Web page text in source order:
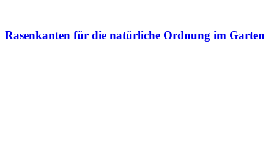
Rasenkanten für die natürliche Ordnung im Garten